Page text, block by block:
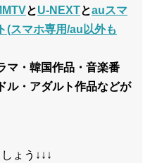
とU-NEXTとauスマ
(スマホ専用/au以外も
マ・韓国作品・音楽番
ル・アダルト作品などが
ょう↓↓↓